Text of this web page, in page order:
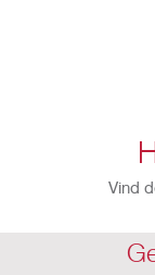
Vind